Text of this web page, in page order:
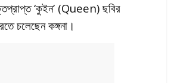
‘কুইন’ (Queen) ছবির
চলেছেন কঙ্গনা।